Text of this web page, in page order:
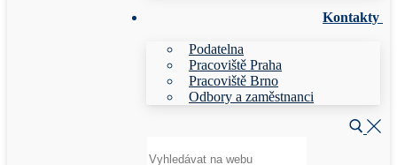
Kontakty
Podatelna
Pracoviště Praha
Pracoviště Brno
Odbory a zaměstnanci